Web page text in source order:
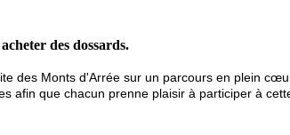
des dossards.
des Monts d'Arrée sur un parcours en plein
afin que chacun prenne plaisir à participer à